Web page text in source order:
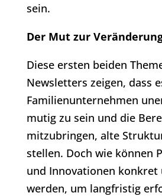
sein.
Der Mut zur
Diese ersten beiden
Newsletters zeigen, dass
Familienunternehmen
mutig zu sein und die
mitzubringen, alte
stellen. Doch wie können
und Innovationen konkret
werden, um langfristig